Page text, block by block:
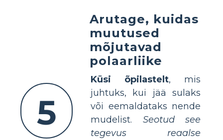
5
Arutage, kuidas
muutused
mõjutavad
polaarliike
Küsi õpilastelt, mis
juhtuks, kui jää sulaks
või eemaldataks nende
mudelist. Seotud see
tegevus reaalse